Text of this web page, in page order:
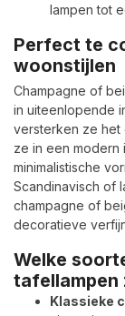
lampen tot
Perfect te
woonstijlen
Champagne of
in uiteenlopende
versterken ze het
ze in een modern
minimalistische
Scandinavisch of
champagne of
decoratieve
Welke
tafellampen
Klassieke